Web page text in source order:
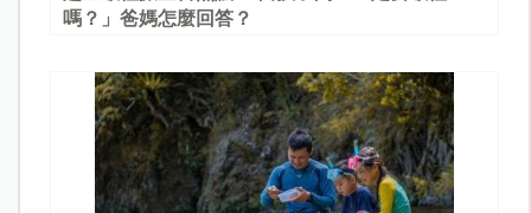
嗎？」爸媽怎麼回答？